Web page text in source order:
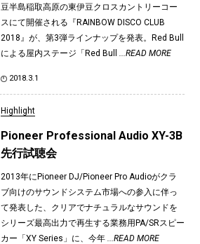
豆半島稲取高原の東伊豆クロスカントリーコー
スにて開催される『RAINBOW DISCO CLUB
2018』が、第3弾ラインナップを発表。Red Bull
による屋内ステージ「Red Bull
...READ MORE
2018.3.1
Highlight
Pioneer Professional Audio XY-3B
先行試聴会
2013年にPioneer DJ/Pioneer Pro Audioがクラ
ブ向けのサウンドシステム市場への参入に伴っ
て発表した、クリアでナチュラルなサウンドを
シリーズ最高出力で再生する業務用PA/SRスピー
カー「XY Series」に、今年 ...READ MORE